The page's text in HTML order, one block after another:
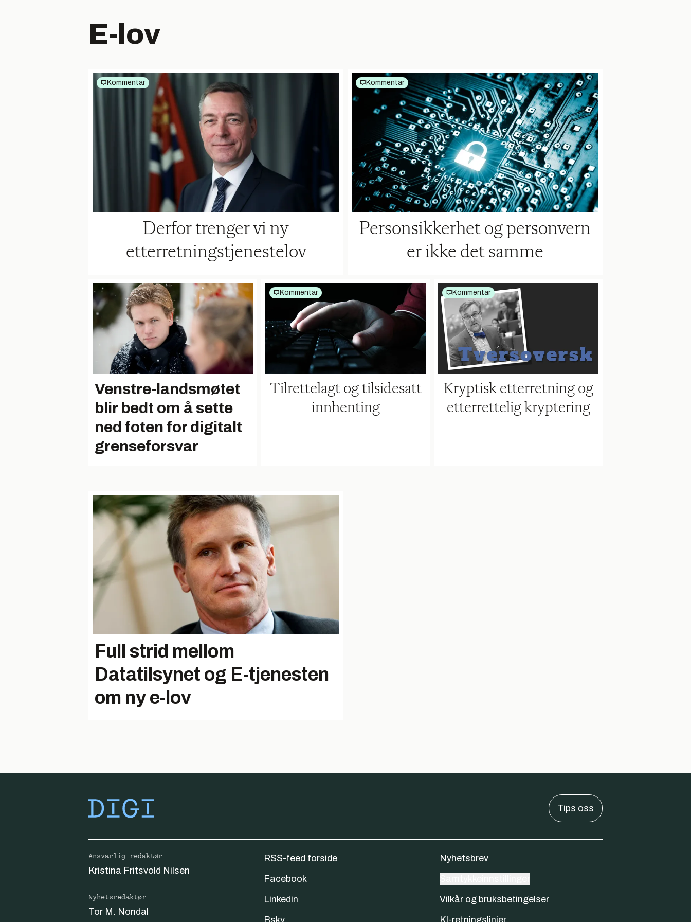
E-lov
Kommentar
Derfor trenger vi ny
etterretningstjenestelov
Kommentar
Personsikkerhet og personvern
er ikke det samme
Venstre-landsmøtet
blir bedt om å sette
ned foten for digitalt
grenseforsvar
Kommentar
Tilrettelagt og tilsidesatt
innhenting
Kommentar
Kryptisk etterretning og
etterrettelig kryptering
Full strid mellom
Datatilsynet og E-tjenesten
om ny e-lov
Tips oss
Ansvarlig redaktør
Kristina Fritsvold Nilsen
Nyhetsredaktør
Tor M. Nondal
RSS-feed forside
Facebook
Linkedin
Bsky
Nyhetsbrev
Vilkår og bruksbetingelser
KI-retningslinjer